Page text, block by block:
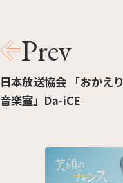
Prev
日本放送協会 「おかえり
音楽室」Da-iCE